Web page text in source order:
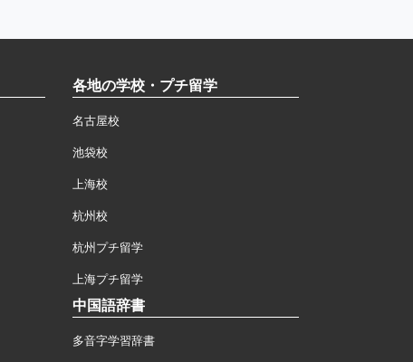
各地の学校・プチ留学
名古屋校
池袋校
上海校
杭州校
杭州プチ留学
上海プチ留学
中国語辞書
多音字学習辞書